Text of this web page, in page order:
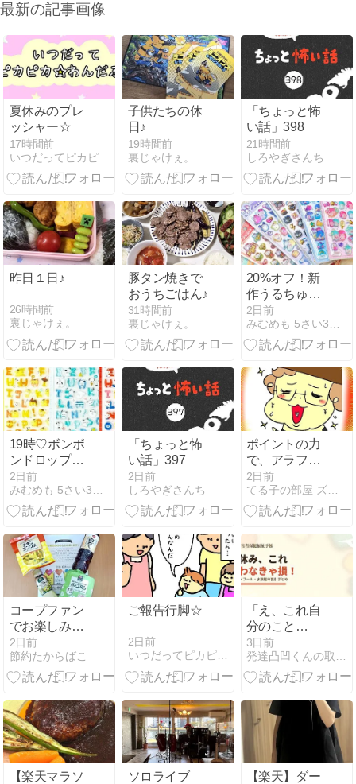
最新の記事画像
夏休みのプレ
ッシャー☆
17時間前
いつだってピカピカ☆わんだふる
子供たちの休
日♪
19時間前
裏じゃけぇ。
「ちょっと怖
い話」398
21時間前
しろやぎさんち
昨日１日♪
26時間前
裏じゃけぇ。
豚タン焼きで
おうちごはん♪
31時間前
裏じゃけぇ。
20%オフ！新
作うるちゅる
ポップシー
ル・コットン
パフィが安く
2日前
みむめも 5さい3さいこそだて
19時♡ボンボ
ンドロップシ
ール
♡COMPASS-
PLUS福袋来
ル活♡
2日前
みむめも 5さい3さいこそだて
「ちょっと怖
い話」397
2日前
しろやぎさんち
ポイントの力
で、アラフィ
フの足が勝手
に動く。
2日前
てる子の部屋 ズボラ主婦の４人の子育て&成長日記
コープファン
でお楽しみ
BOX当選！
2日前
節約たからばこ
ご報告行脚☆
2日前
いつだってピカピカ☆わんだふる
「え、これ自
分のこと
だ…」精神障
害者保健福祉
手帳、夏休み
えるって知っ
てた？
3日前
発達凸凹くんの取り扱い説明書
【楽天マラソ
ソロライブ
【楽天】ダー